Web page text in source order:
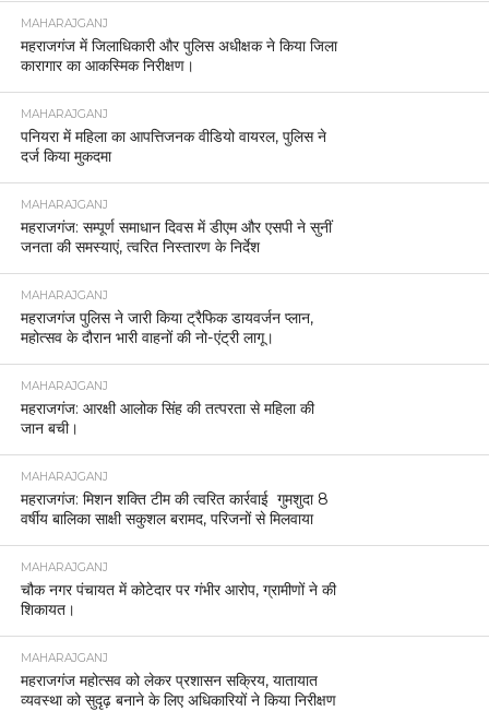
MAHARAJGANJ
महराजगंज में जिलाधिकारी और पुलिस अधीक्षक ने किया जिला
कारागार का आकस्मिक निरीक्षण।
MAHARAJGANJ
पनियरा में महिला का आपत्तिजनक वीडियो वायरल, पुलिस ने
दर्ज किया मुकदमा
MAHARAJGANJ
महराजगंज: सम्पूर्ण समाधान दिवस में डीएम और एसपी ने सुनीं
जनता की समस्याएं, त्वरित निस्तारण के निर्देश
MAHARAJGANJ
महराजगंज पुलिस ने जारी किया ट्रैफिक डायवर्जन प्लान,
महोत्सव के दौरान भारी वाहनों की नो-एंट्री लागू।
MAHARAJGANJ
महराजगंज: आरक्षी आलोक सिंह की तत्परता से महिला की
जान बची।
MAHARAJGANJ
महराजगंज: मिशन शक्ति टीम की त्वरित कार्रवाई गुमशुदा 8
वर्षीय बालिका साक्षी सकुशल बरामद, परिजनों से मिलवाया
MAHARAJGANJ
चौक नगर पंचायत में कोटेदार पर गंभीर आरोप, ग्रामीणों ने की
शिकायत।
MAHARAJGANJ
महराजगंज महोत्सव को लेकर प्रशासन सक्रिय, यातायात
व्यवस्था को सुदृढ़ बनाने के लिए अधिकारियों ने किया निरीक्षण